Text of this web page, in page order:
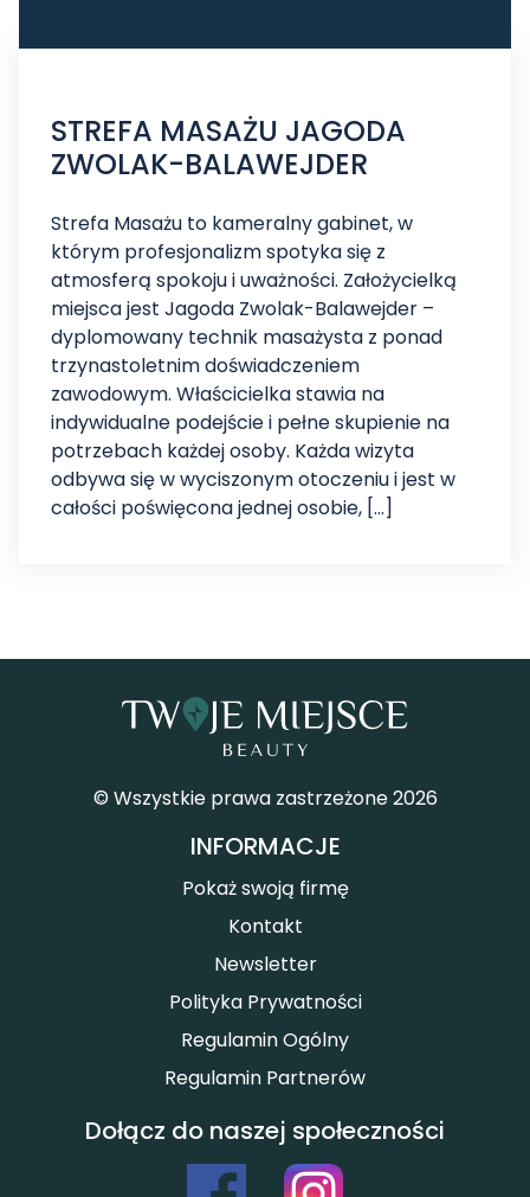
STREFA MASAŻU JAGODA
ZWOLAK-BALAWEJDER
Strefa Masażu to kameralny gabinet, w
którym profesjonalizm spotyka się z
atmosferą spokoju i uważności. Założycielką
miejsca jest Jagoda Zwolak-Balawejder –
dyplomowany technik masażysta z ponad
trzynastoletnim doświadczeniem
zawodowym. Właścicielka stawia na
indywidualne podejście i pełne skupienie na
potrzebach każdej osoby. Każda wizyta
odbywa się w wyciszonym otoczeniu i jest w
całości poświęcona jednej osobie, […]
© Wszystkie prawa zastrzeżone 2026
INFORMACJE
Pokaż swoją firmę
Kontakt
Newsletter
Polityka Prywatności
Regulamin Ogólny
Regulamin Partnerów
Dołącz do naszej społeczności